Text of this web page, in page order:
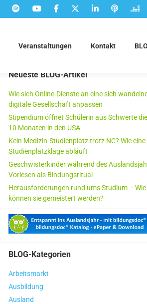
Veranstaltungen Kontakt
Neueste BLOG-Artikel
Wie sich Online-Dienste an eine sich
digitale Gesellschaft anpassen
Stipendium öffnet Schülerin aus Schwerte
10 Monaten in den USA
Kein Medizin-Studienplatz trotz NC? Wie eine
Studienplatzklage abläuft
Geschwisterkinder während des
Vorlesen als Bindungsritual
Herausforderungen rund ums Studium – Wie
können sie gemeistert werden?
BLOG-Kategorien
Arbeitsmarkt
Ausbildung
Ausland